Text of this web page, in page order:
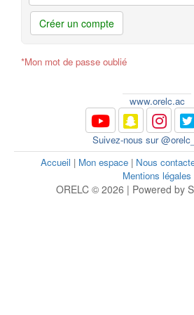
Créer un compte
*Mon mot de passe oublié
www.orelc.ac
Suivez-nous sur
Accueil | Mon espace | Nous
Mentions légales
ORELC © 2026 | Powered by